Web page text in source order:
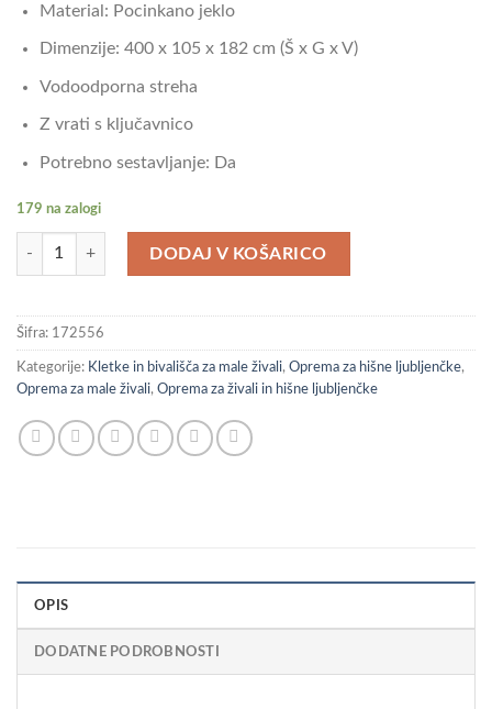
Material: Pocinkano jeklo
Dimenzije: 400 x 105 x 182 cm (Š x G x V)
Vodoodporna streha
Z vrati s ključavnico
Potrebno sestavljanje: Da
179 na zalogi
vidaXL Kokošnjak srebrn 400x105x182 cm pocinkano jeklo količina
DODAJ V KOŠARICO
Šifra: 172556
Kategorije: Kletke in bivališča za male živali, Oprema za hišne ljubljenčke,
Oprema za male živali, Oprema za živali in hišne ljubljenčke
OPIS
DODATNE PODROBNOSTI